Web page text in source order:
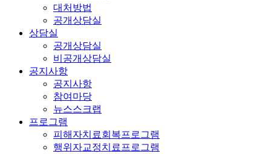
대처방법
공개상담실
상담실
공개상담실
비공개상담실
공지사항
공지사항
참여마당
뉴스스크랩
프로그램
피해자치료회복프로그램
행위자교정치료프로그램